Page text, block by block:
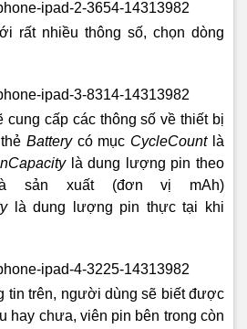
rất nhiều thông số, chọn dòng
cấp các thông số về thiết bị
Batterycó mục CycleCountlà
là dung lượng pin theo
sản xuất (đơn vị mAh)
là dung lượng pin thực tại khi
tin trên, người dùng sẽ biết được
hay chưa, viên pin bên trong còn